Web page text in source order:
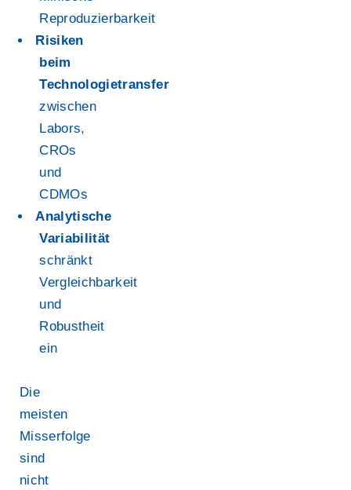
Reproduzierbarkeit
Risiken
beim
Technologietransfer
zwischen
Labors,
CROs
und
CDMOs
Analytische
Variabilität
schränkt
Vergleichbarkeit
und
Robustheit
ein
Die
meisten
Misserfolge
sind
nicht